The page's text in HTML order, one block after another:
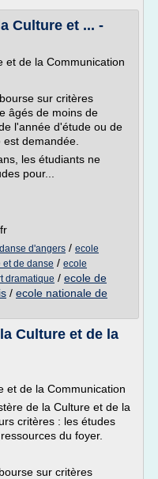
Culture et ... -
et de la Communication
sur critères
âgés de moins de
l'année d'étude ou de
demandée.
les étudiants ne
pour...
d'angers / ecole
de danse / ecole
dramatique / ecole de
/ ecole nationale de
Culture et de la
et de la Communication
de la Culture et de la
critères : les études
du foyer.
sur critères